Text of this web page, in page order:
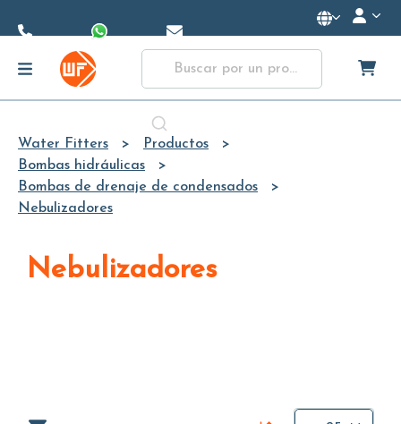
Content
Water Fitters
Productos
Bombas hidráulicas
Bombas de drenaje de condensados
Nebulizadores
Nebulizadores